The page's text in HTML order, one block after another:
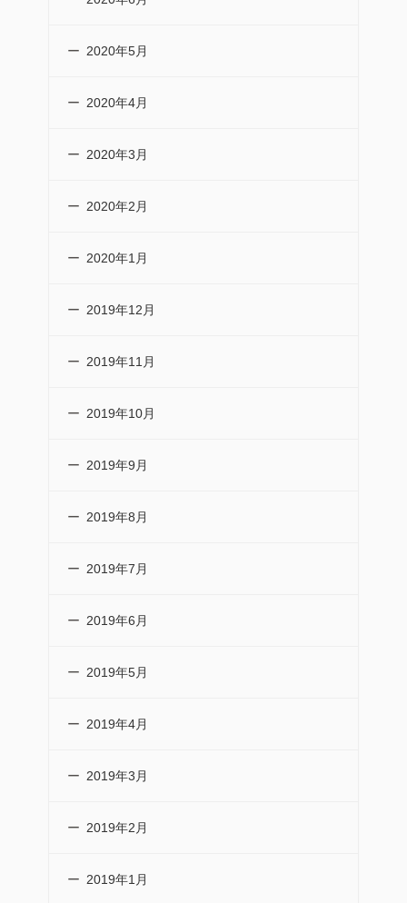
2020年5月
2020年4月
2020年3月
2020年2月
2020年1月
2019年12月
2019年11月
2019年10月
2019年9月
2019年8月
2019年7月
2019年6月
2019年5月
2019年4月
2019年3月
2019年2月
2019年1月